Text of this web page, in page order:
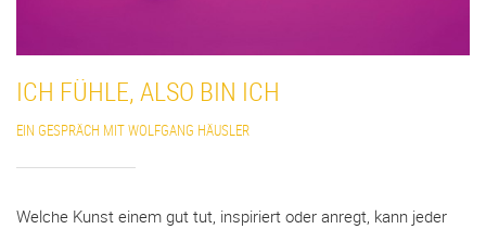
ICH FÜHLE, ALSO BIN ICH
EIN GESPRÄCH MIT WOLFGANG HÄUSLER
Welche Kunst einem gut tut, inspiriert oder anregt, kann jeder